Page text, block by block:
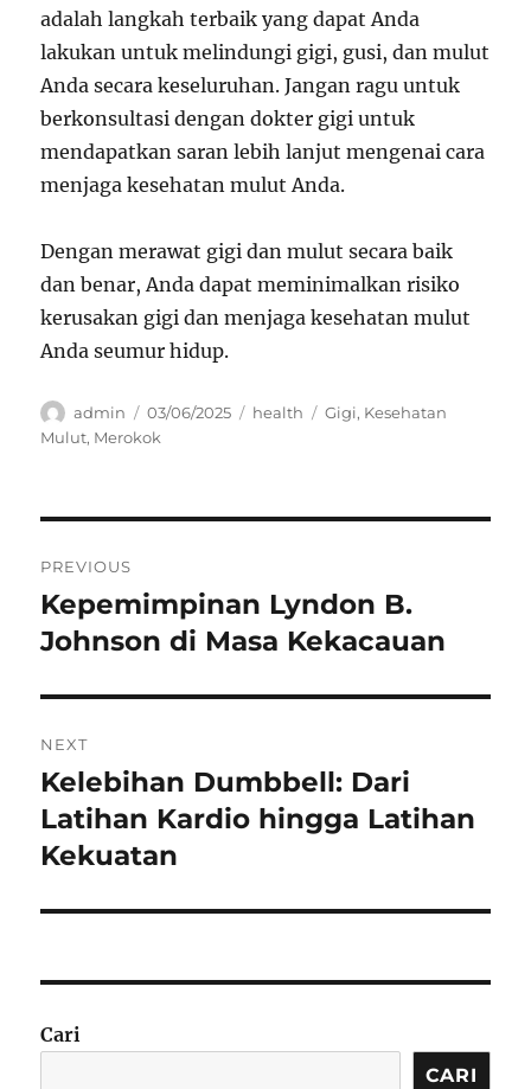
adalah langkah terbaik yang dapat Anda
lakukan untuk melindungi gigi, gusi, dan mulut
Anda secara keseluruhan. Jangan ragu untuk
berkonsultasi dengan dokter gigi untuk
mendapatkan saran lebih lanjut mengenai cara
menjaga kesehatan mulut Anda.
Dengan merawat gigi dan mulut secara baik
dan benar, Anda dapat meminimalkan risiko
kerusakan gigi dan menjaga kesehatan mulut
Anda seumur hidup.
Author
admin
Posted
on
03/06/2025 Categories
health Tags
Gigi, Kesehatan
Mulut, Merokok
pos
PREVIOUS
Previous
post:
Kepemimpinan Lyndon B.
Johnson di Masa Kekacauan
NEXT
Next
post:
Kelebihan Dumbbell: Dari
Latihan Kardio hingga Latihan
Kekuatan
Cari
CARI